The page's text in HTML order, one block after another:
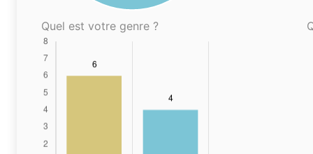
Quel est votre genre ?